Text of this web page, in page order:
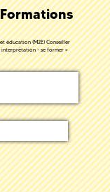
éducation (M2E) Conseiller
interprétation - se former